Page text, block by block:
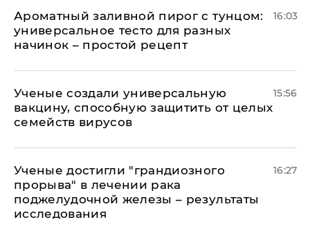
Ароматный заливной пирог с тунцом:
универсальное тесто для разных
начинок – простой рецепт
16:03
Ученые создали универсальную
вакцину, способную защитить от целых
семейств вирусов
15:56
Ученые достигли "грандиозного
прорыва" в лечении рака
поджелудочной железы – результаты
исследования
16:27